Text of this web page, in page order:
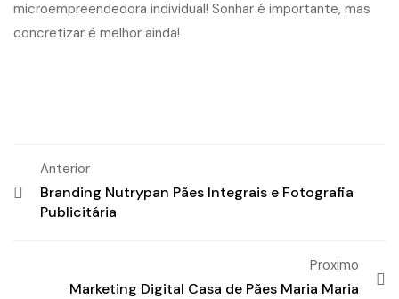
microempreendedora individual! Sonhar é importante, mas
concretizar é melhor ainda!
Anterior
Branding Nutrypan Pães Integrais e Fotografia
Publicitária
Proximo
Marketing Digital Casa de Pães Maria Maria